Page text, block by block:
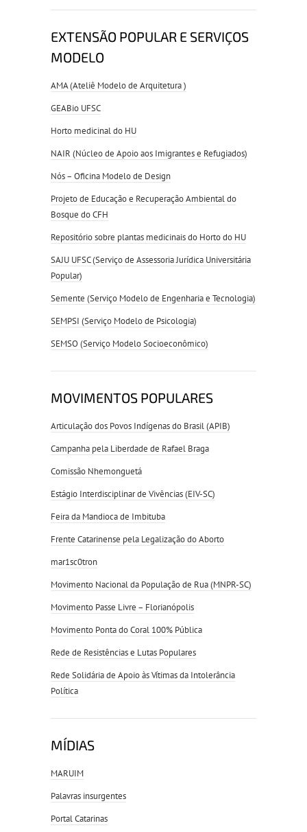
EXTENSÃO POPULAR E SERVIÇOS
MODELO
AMA (Ateliê Modelo de Arquitetura )
GEABio UFSC
Horto medicinal do HU
NAIR (Núcleo de Apoio aos Imigrantes e Refugiados)
Nós – Oficina Modelo de Design
Projeto de Educação e Recuperação Ambiental do
Bosque do CFH
Repositório sobre plantas medicinais do Horto do HU
SAJU UFSC (Serviço de Assessoria Jurídica Universitária
Popular)
Semente (Serviço Modelo de Engenharia e Tecnologia)
SEMPSI (Serviço Modelo de Psicologia)
SEMSO (Serviço Modelo Socioeconômico)
MOVIMENTOS POPULARES
Articulação dos Povos Indígenas do Brasil (APIB)
Campanha pela Liberdade de Rafael Braga
Comissão Nhemonguetá
Estágio Interdisciplinar de Vivências (EIV-SC)
Feira da Mandioca de Imbituba
Frente Catarinense pela Legalização do Aborto
mar1sc0tron
Movimento Nacional da População de Rua (MNPR-SC)
Movimento Passe Livre – Florianópolis
Movimento Ponta do Coral 100% Pública
Rede de Resistências e Lutas Populares
Rede Solidária de Apoio às Vítimas da Intolerância
Política
MÍDIAS
MARUIM
Palavras insurgentes
Portal Catarinas